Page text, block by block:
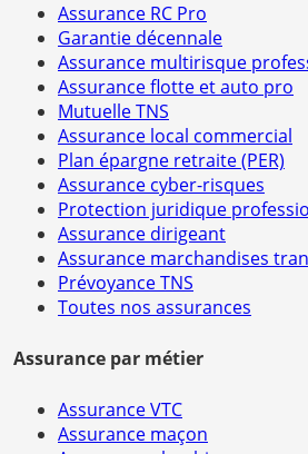
Assurance RC Pro
Garantie décennale
Assurance multirisque
Assurance flotte et auto pro
Mutuelle TNS
Assurance local commercial
Plan épargne retraite (PER)
Assurance cyber-risques
Protection juridique
Assurance dirigeant
Assurance marchandises
Prévoyance TNS
Toutes nos assurances
Assurance par métier
Assurance VTC
Assurance maçon